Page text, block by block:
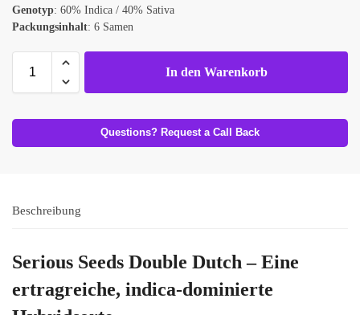
Genotyp: 60% Indica / 40% Sativa
Packungsinhalt: 6 Samen
In den Warenkorb
Questions? Request a Call Back
Beschreibung
Serious Seeds Double Dutch – Eine
ertragreiche, indica-dominierte